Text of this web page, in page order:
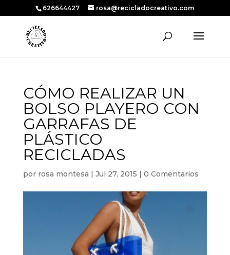
626644427 rosa@recicladocreativo.com
CÓMO REALIZAR UN
BOLSO PLAYERO CON
GARRAFAS DE
PLÁSTICO
RECICLADAS
por rosa montesa | Jul 27, 2015 | 0 Comentarios